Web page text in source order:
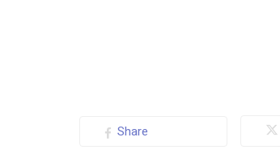
Share